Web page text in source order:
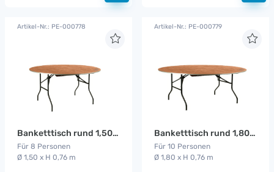
Artikel-Nr.: PE-000778
Banketttisch rund 1,50 m
Für 8 Personen
Ø 1,50 x H 0,76 m
Artikel-Nr.: PE-000779
Banketttisch rund 1,80 m
Für 10 Personen
Ø 1,80 x H 0,76 m